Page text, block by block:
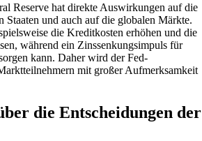
Reserve hat direkte Auswirkungen auf die
Staaten und auch auf die globalen Märkte.
die Kreditkosten erhöhen und die
während ein Zinssenkungsimpuls für
kann. Daher wird der Fed-
mit großer Aufmerksamkeit
die Entscheidungen der